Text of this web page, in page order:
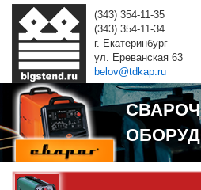
(343) 354-11-35
(343) 354-11-34
г. Екатеринбург
ул. Ереванская 63
belov@tdkap.ru